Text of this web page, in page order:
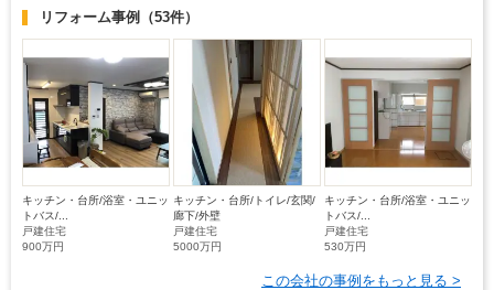
リフォーム事例 （53件）
キッチン・台所/浴室・ユニッ
トバス/...
戸建住宅
900万円
キッチン・台所/トイレ/玄関/
廊下/外壁
戸建住宅
5000万円
キッチン・台所/浴室・ユニッ
トバス/...
戸建住宅
530万円
この会社の事例をもっと見る >